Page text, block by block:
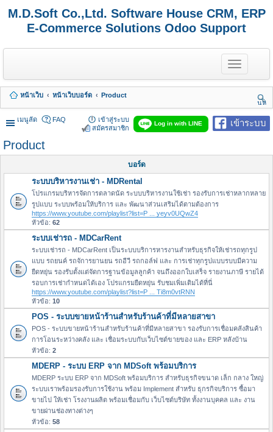
M.D.Soft Co.,Ltd. Software House CRM, ERP
E-Commerce Solutions Odoo Support
T
o
g
e
n
a
g
t
o
หน้าเว็บ หน้าเว็บบอร์ด
Product
นห
า
เมนูลัด
เข้าระบบ
Log in with LINE
FAQ
เข้าสู่ระบบ
สมัครสมาชิก
Product
บอร์ด
ระบบบริหารงานเช่า - MDRental
โปรแกรมบริหารจัดการตลาดนัด ระบบบริหารงานใช้เช่า รองรับการเช่าหลากหลาย
รูปแบบ ระบบพร้อมให้บริการ และ พัฒนาส่วนเสริมได้ตามต้องการ
https://www.youtube.com/playlist?list=P ... yeyv0UQwZ4
หัวข้อ: 62
ระบบเช่ารถ - MDCarRent
ระบบเช่ารถ - MDCarRent เป็นระบบบริการหารงานสำหรับธุรกิจให้เช่ารถทุกรูป
แบบ รถยนค์ รถจัการยานยน รถอีวี รถกอล์ฟ และ การเช่าทุกรูปแบบรบบมีความ
ยืดหยุ่น รองรับตั้งแต่จัดการฐานข้อมูลลูกค้า จนถึงออกใบเสร็จ รายงานภาษี รายได้
รอบการเช่ากำหนดได้เอง โปรแกรมยืดหยุ่น รับชมเพิ่มเติมได้ที่นี่
https://www.youtube.com/playlist?list=P ... Ti8m0vtRNN
หัวข้อ: 10
POS - ระบบขายหน้าร้านสำหรับร้านค้าที่มีหลายสาขา
POS - ระบบขายหน้าร้านสำหรับร้านค้าที่มีหลายสาขา รองรับการเชื่อมคลังสินค้า
การโอนระหว่างคลัง และ เชื่อมระบบกับเว็บไซต์ขายของ และ ERP หลังบ้าน
หัวข้อ: 2
MDERP - ระบบ ERP จาก MDSoft พร้อมบริการ
MDERP ระบบ ERP จาก MDSoft พร้อมบริการ สำหรับธุรกิจขนาด เล็ก กลาง ใหญ่
ระบบเราพร้อมรองรับการใช้งาน พร้อม Implement สำหรับ ธุกรกิจบริการ ซื้อมา
ขายไป ให้เช่า โรงงานผลิต พร้อมเชื่อมกับ เว็บไซต์บริษัท ทั้งงานบุคคล และ งาน
ขายผ่านช่องทางต่างๆ
หัวข้อ: 58